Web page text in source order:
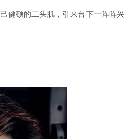
健硕的二头肌，引来台下一阵阵兴